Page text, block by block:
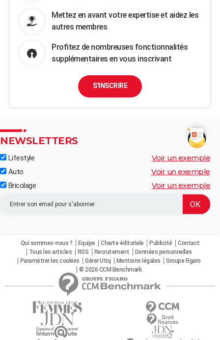
Mettez en avant votre expertise et aidez les
autres membres
Profitez de nombreuses fonctionnalités
supplémentaires en vous inscrivant
S'INSCRIRE
NEWSLETTERS
Lifestyle Voir un exemple
Auto Voir un exemple
Bricolage Voir un exemple
Qui sommes-nous ? Equipe Charte éditoriale Publicité
Contact
Tous les articles
RSS Recrutement
Données personnelles
Paramétrer les cookies
Gérer Utiq Mentions légales
Groupe Figaro
© 2026 CCM Benchmark